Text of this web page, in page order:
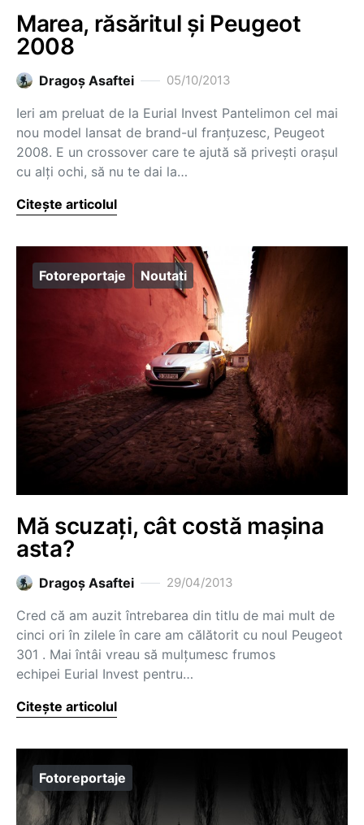
Marea, răsăritul și Peugeot
2008
Dragoş Asaftei 05/10/2013
Ieri am preluat de la Eurial Invest Pantelimon cel mai
nou model lansat de brand-ul franțuzesc, Peugeot
2008. E un crossover care te ajută să privești orașul
cu alți ochi, să nu te dai la…
Citește articolul
Fotoreportaje Noutati
Mă scuzați, cât costă mașina
asta?
Dragoş Asaftei 29/04/2013
Cred că am auzit întrebarea din titlu de mai mult de
cinci ori în zilele în care am călătorit cu noul Peugeot
301 . Mai întâi vreau să mulțumesc frumos
echipei Eurial Invest pentru…
Citește articolul
Fotoreportaje